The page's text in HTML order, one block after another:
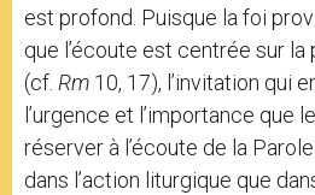
est profond. Puisque la foi
que l’écoute est centrée sur la
(cf. Rm 10, 17), l’invitation qui
l’urgence et l’importance que
réserver à l’écoute de la
dans l’action liturgique que